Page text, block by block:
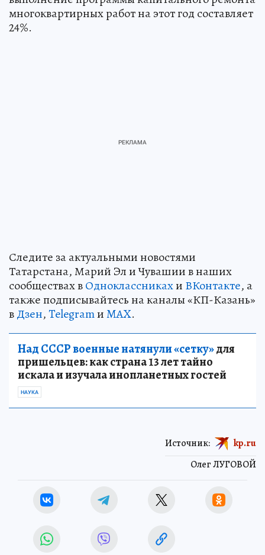
многоквартирных работ на этот год составляет
24%.
Следите за актуальными новостями
Татарстана, Марий Эл и Чувашии в наших
сообществах вОдноклассникахи ВКонтакте, а
также подписывайтесь на каналы «КП-Казань»
вДзен,TelegramиMAX.
Над СССР военные натянули «сетку»для
пришельцев: как страна 13 лет тайно
искала и изучала инопланетных гостей
НАУКА
Олег ЛУГОВОЙ
Источник: kp.ru